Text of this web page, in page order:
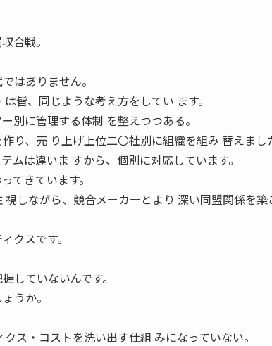
合戦。
はありません。
皆、同じような考え方をしてい ます。
別に管理する体制 を整えつつある。
り、売 り上げ上位二〇社別に組織を組み 替えまし
ムは違いま すから、個別に対応しています。
てきています。
しながら、競合メーカーとより 深い同盟関係を築
クスです。
していないんです。
うか。
ス・コストを洗い出す仕組 みになっていない。